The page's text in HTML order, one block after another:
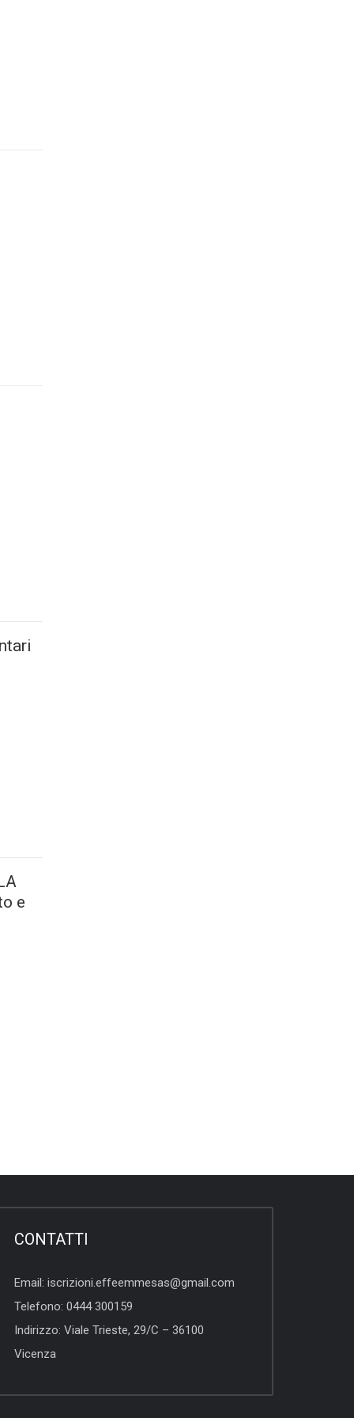
e
CONTATTI
Email: iscrizioni.effeemmesas@gmail.com
Telefono: 0444 300159
Indirizzo: Viale Trieste, 29/C – 36100
Vicenza